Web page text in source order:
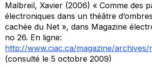
Malbreil, Xavier (2006) « Comme des
électroniques dans un théâtre
cachée du Net », dans Magazine
no 26. En ligne:
http://www.ciac.ca/magazine/archives/
(consulté le 5 octobre 2009)